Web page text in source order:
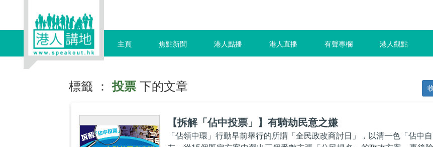
主頁 焦點新聞 港人點播 港人直播 有聲專欄 港人觀點
標籤 ：投票 下的文章
【拆解「佔中投票」】有騎劫民意之嫌
「佔領中環」行動早前舉行的所謂「全民政改商討日」，以清一色「佔中